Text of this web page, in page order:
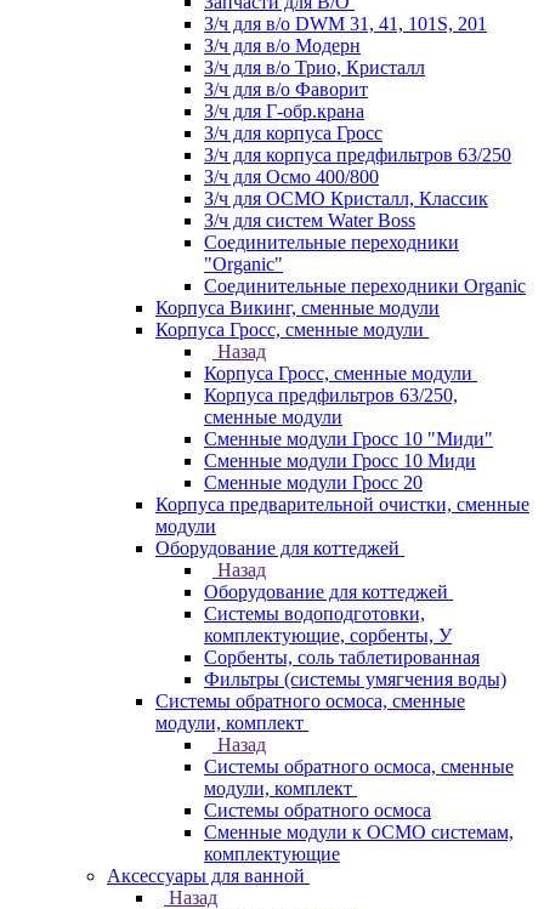
З/ч для в/о DWM 31, 41, 101S, 201
З/ч для в/о Модерн
З/ч для в/о Трио, Кристалл
З/ч для в/о Фаворит
З/ч для Г-обр.крана
З/ч для корпуса Гросс
З/ч для корпуса предфильтров 63/250
З/ч для Осмо 400/800
З/ч для ОСМО Кристалл, Классик
З/ч для систем Water Boss
Соединительные переходники
"Organic"
Соединительные переходники Organic
Корпуса Викинг, сменные модули
Корпуса Гросс, сменные модули
Назад
Корпуса Гросс, сменные модули
Корпуса предфильтров 63/250,
сменные модули
Сменные модули Гросс 10 "Миди"
Сменные модули Гросс 10 Миди
Сменные модули Гросс 20
Корпуса предварительной очистки, сменные
модули
Оборудование для коттеджей
Назад
Оборудование для коттеджей
Системы водоподготовки,
комплектующие, сорбенты, У
Сорбенты, соль таблетированная
Фильтры (системы умягчения воды)
Системы обратного осмоса, сменные
модули, комплект
Назад
Системы обратного осмоса, сменные
модули, комплект
Системы обратного осмоса
Сменные модули к ОСМО системам,
комплектующие
Аксессуары для ванной
Назад